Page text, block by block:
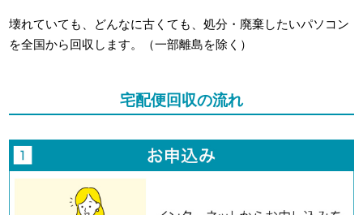
壊れていても、どんなに古くても、処分・廃棄したいパソコン
を全国から回収します。（一部離島を除く）
宅配便回収の流れ